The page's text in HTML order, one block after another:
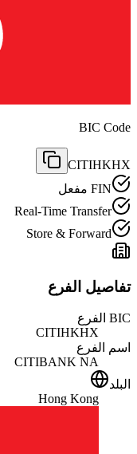
BIC Code
CITIHKHX
FIN مفعل
Real-Time Transfer
Store & Forward
تفاصيل الفرع
BIC الفرع
CITIHKHX
اسم الفرع
CITIBANK NA
البلد
Hong Kong